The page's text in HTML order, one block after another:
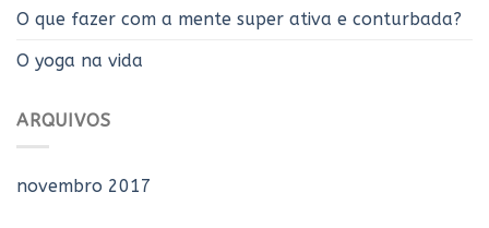
O que fazer com a mente super ativa e conturbada?
O yoga na vida
ARQUIVOS
novembro 2017